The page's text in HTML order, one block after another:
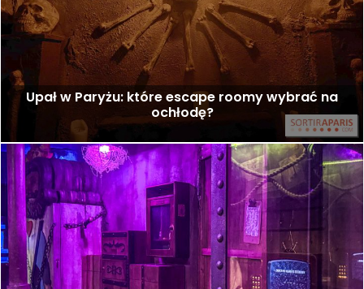
Upał w Paryżu: które escape roomy wybrać na
ochłodę?